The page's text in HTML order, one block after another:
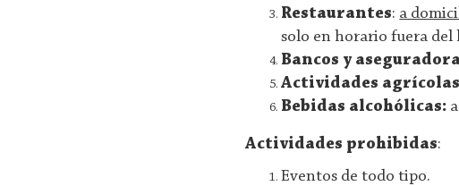
Restaurantes: a
solo en horario fuera del
Bancos y
Actividades agrícolas
Bebidas alcohólicas:
Actividades prohibidas:
Eventos de todo tipo.